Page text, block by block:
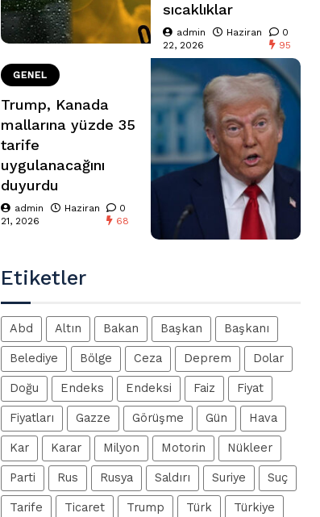
sıcaklıklar
admin
Haziran
22, 2026
0
95
GENEL
Trump, Kanada
mallarına yüzde 35
tarife
uygulanacağını
duyurdu
admin
Haziran
21, 2026
0
68
Etiketler
Abd Altın Bakan Başkan Başkanı
Belediye Bölge Ceza Deprem Dolar
Doğu Endeks Endeksi Faiz Fiyat
Fiyatları Gazze Görüşme Gün Hava
Kar Karar Milyon Motorin Nükleer
Parti Rus Rusya Saldırı Suriye Suç
Tarife Ticaret Trump Türk Türkiye